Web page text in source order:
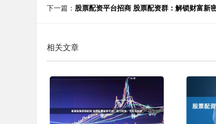
下一篇： 股票配资平台招商 股票配资群：解锁财富新
相关文章